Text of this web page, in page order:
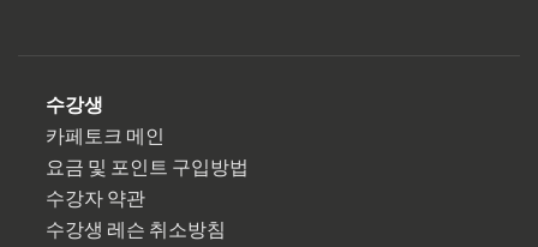
수강생
카페토크 메인
요금 및 포인트 구입방법
수강자 약관
수강생 레슨 취소방침